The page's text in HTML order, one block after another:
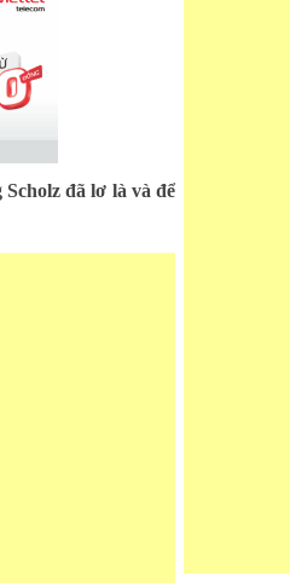
đã lơ là và để